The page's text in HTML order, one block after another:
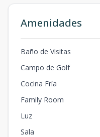
Amenidades
Baño de Visitas
Campo de Golf
Cocina Fría
Family Room
Luz
Sala